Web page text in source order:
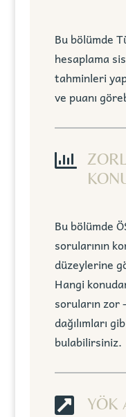
Bu bölümde
hesaplama
tahminleri
ve puanı

Bu bölümde
sorularının
düzeylerine
Hangi
soruların zor
dağılımları
bulabilirsiniz.
 YÖK